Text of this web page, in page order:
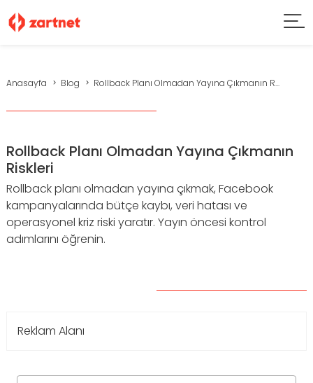
Anasayfa Blog Rollback Planı Olmadan Yayına Çıkmanın R...
Rollback Planı Olmadan Yayına Çıkmanın
Riskleri
Rollback planı olmadan yayına çıkmak, Facebook
kampanyalarında bütçe kaybı, veri hatası ve
operasyonel kriz riski yaratır. Yayın öncesi kontrol
adımlarını öğrenin.
Reklam Alanı